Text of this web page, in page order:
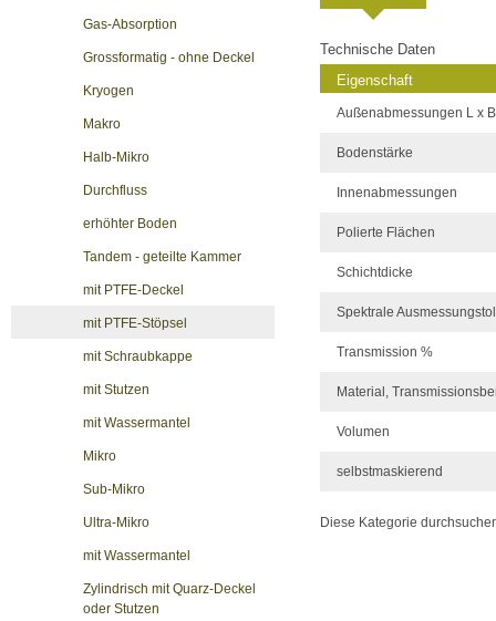
Gas-Absorption
Grossformatig - ohne Deckel
Kryogen
Makro
Halb-Mikro
Durchfluss
erhöhter Boden
Tandem - geteilte Kammer
mit PTFE-Deckel
mit PTFE-Stöpsel
mit Schraubkappe
mit Stutzen
mit Wassermantel
Mikro
Sub-Mikro
Ultra-Mikro
mit Wassermantel
Zylindrisch mit Quarz-Deckel
oder Stutzen
Technische Daten
Eigenschaft
Außenabmessungen L x
Bodenstärke
Innenabmessungen
Polierte Flächen
Schichtdicke
Spektrale
Transmission %
Material,
Volumen
selbstmaskierend
Diese Kategorie